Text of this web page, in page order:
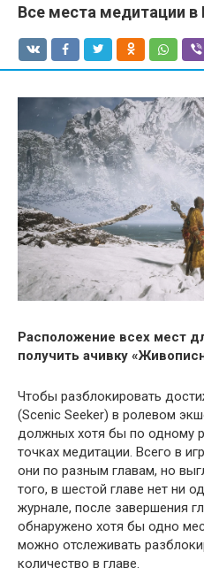
Все места медитации в
Расположение всех мест
получить ачивку
Чтобы разблокировать
(Scenic Seeker) в ролевом
должных хотя бы по одному
точках медитации. Всего в
они по разным главам, но
того, в шестой главе нет ни
журнале, после завершения
обнаружено хотя бы одно
можно отслеживать
количество в главе.